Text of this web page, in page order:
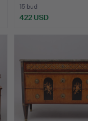
15 bud
422 USD